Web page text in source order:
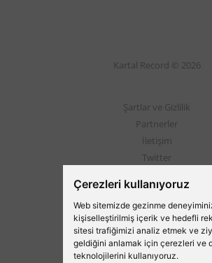
Çerezleri kullanıyoruz
Web sitemizde gezinme
kişiselleştirilmiş içerik ve hedefli
sitesi trafiğimizi analiz etmek ve
geldiğini anlamak için çerezleri ve
teknolojilerini kullanıyoruz.
Kartal Record © 2026
Şartlar ve Gizlilik
Partnerler
İletişim
Twitter
Beşiktaş'ın Medyası